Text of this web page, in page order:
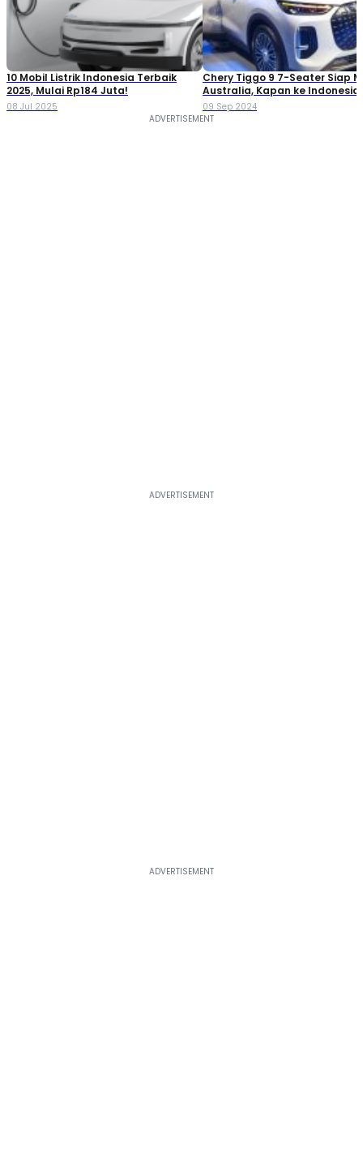
10 Mobil Listrik Indonesia Terbaik
2025, Mulai Rp184 Juta!
08 Jul 2025
Chery Tiggo 9 7-Seater Siap
Australia, Kapan ke
09 Sep 2024